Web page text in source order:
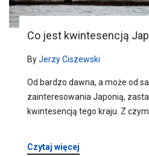
Co jest kwintesencją
ByJerzy Ciszewski
Od bardzo dawna, a może od
zainteresowania Japonią,
kwintesencją tego kraju. Z
Czytaj więcej